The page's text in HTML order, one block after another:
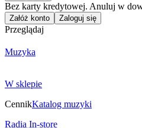
Bez karty kredytowej. Anuluj w
Załóż konto Zaloguj się
Przeglądaj
Muzyka
W sklepie
CennikKatalog muzyki
Radia In-store